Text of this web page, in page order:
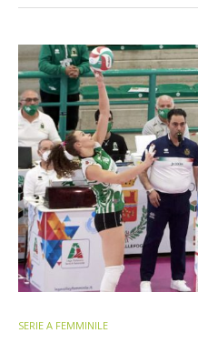
SERIE A FEMMINILE